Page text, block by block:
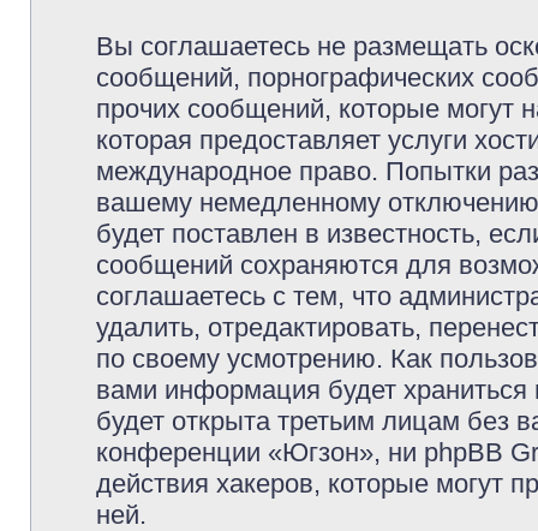
Вы соглашаетесь не размещать
сообщений, порнографических
прочих сообщений, которые могут
которая предоставляет услуги
международное право. Попытки
вашему немедленному
будет поставлен в известность,
сообщений сохраняются для
соглашаетесь с тем, что
удалить, отредактировать,
по своему усмотрению. Как
вами информация будет
будет открыта третьим лицам без
конференции «Югзон», ни phpBB
действия хакеров, которые могут
ней.